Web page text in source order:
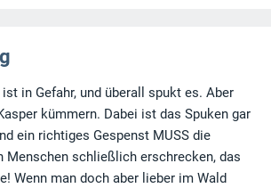
in Gefahr, und überall spukt es. Aber
kümmern. Dabei ist das Spuken gar
ein richtiges Gespenst MUSS die
Menschen schließlich erschrecken, das
Wenn man doch aber lieber im Wald